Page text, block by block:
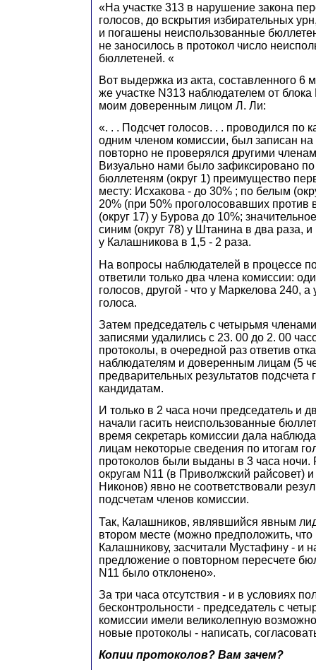
«На участке 313 в нарушение закона
голосов, до вскрытия избирательных
и погашены неиспользованные
не заносилось в протокол число
бюллетеней. «
Вот выдержка из акта, составленного 6
же участке N313 наблюдателем от
моим доверенным лицом Л. Ли:
«. . . Подсчет голосов. . . проводился по
одним членом комиссии, был записан на
повторно не проверялся другими
Визуально нами было зафиксировано
бюллетеням (округ 1) преимущество
месту: Исхакова - до 30% ; по белым
20% (при 50% проголосовавших
(округ 17) у Бурова до 10%;
синим (округ 78) у Штанина в два раза,
у Калашникова в 1,5 - 2 раза.
На вопросы наблюдателей в процессе
ответили только два члена комиссии:
голосов, другой - что у Маркелова 240,
голоса.
Затем председатель с четырьмя
записями удалились с 23. 00 до 2. 00
протоколы, в очередной раз ответив
наблюдателям и доверенным лицам (5
предварительных результатов подсчета
кандидатам.
И только в 2 часа ночи председатель и
начали гасить неиспользованные
время секретарь комиссии дала
лицам некоторые сведения по итогам
протоколов были выданы в 3 часа ночи.
округам N11 (в Приволжский райсовет)
Никонов) явно не соответствовали
подсчетам членов комиссии.
Так, Калашников, являвшийся явным
втором месте (можно предположить, что
Калашникову, засчитали Мустафину - и
предложение о повторном пересчете
N11 было отклонено».
За три часа отсутствия - и в условиях
бесконтрольности - председатель с
комиссии имели великолепную
новые протоколы - написать,
Копии протоколов? Вам зачем?